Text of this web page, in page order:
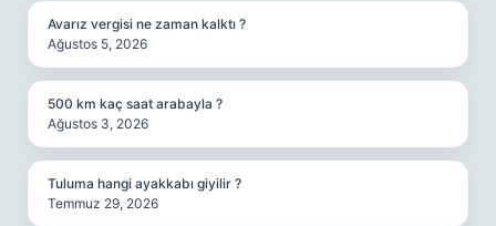
Avarız vergisi ne zaman kalktı ?
Ağustos 5, 2026
500 km kaç saat arabayla ?
Ağustos 3, 2026
Tuluma hangi ayakkabı giyilir ?
Temmuz 29, 2026